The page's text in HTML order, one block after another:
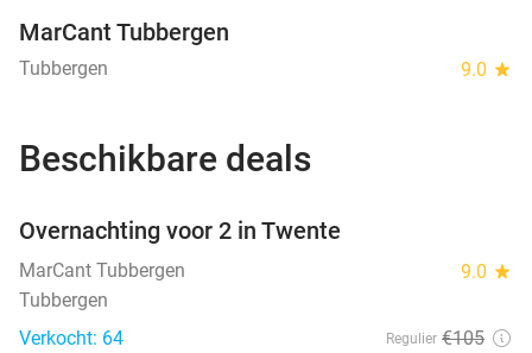
MarCant Tubbergen
Tubbergen 9.0 star
Beschikbare deals
Overnachting voor 2 in Twente
MarCant Tubbergen 9.0 star
Tubbergen
Verkocht: 64
Regulier €105